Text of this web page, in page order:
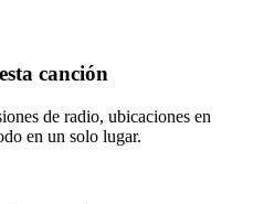
canción
de radio, ubicaciones en
en un solo lugar.